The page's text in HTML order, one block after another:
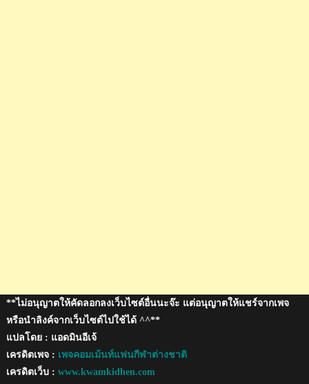
**ไม่อนุญาตให้คัดลอกลงเว็บไซต์อื่นนะจ๊ะ แต่อนุญาตให้แชร์จากเพจ
หรือนำลิงค์จากเว็บไซต์ไปใช้ได้ ^^**
แปลโดย : แอดมินอีเจ้
เครดิตเพจ : เพจคอมเม้นท์แฟนกีฬาต่างชาติ
เครดิตเว็บ : www.kwamkidhen.com